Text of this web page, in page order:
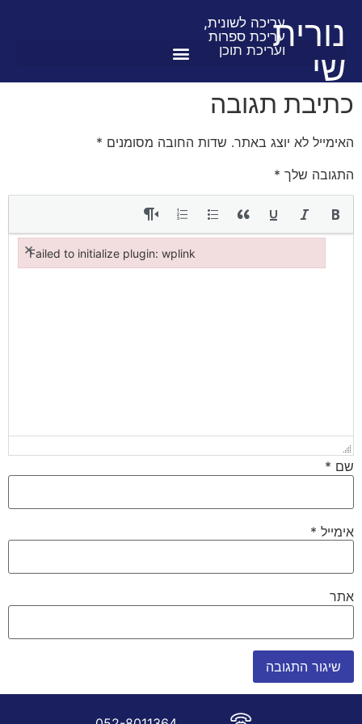
נורית
שי
עריכה לשונית,
עריכת ספרות
ועריכת תוכן
כתיבת תגובה
האימייל לא יוצג באתר. שדות החובה מסומנים *
התגובה שלך *
שם *
אימייל *
אתר
Failed to initialize plugin: wplink
×
Failed to initialize plugin: wplink